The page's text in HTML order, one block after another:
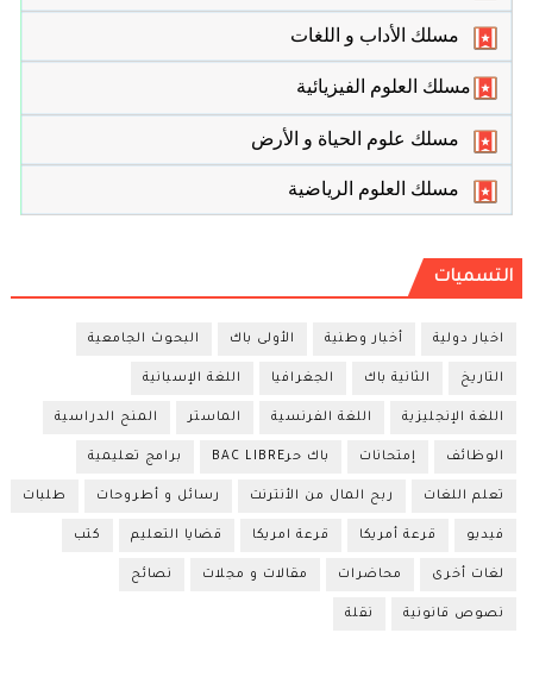
مسلك الأداب و اللغات
مسلك العلوم الفيزيائية
مسلك علوم الحياة و الأرض
مسلك العلوم الرياضية
التسميات
اخبار دولية أخبار وطنية الأولى باك البحوث الجامعية
التاريخ الثانية باك الجغرافيا اللغة الإسبانية
اللغة الإنجليزية اللغة الفرنسية الماستر المنح الدراسية
الوظائف إمتحانات باك حرBAC LIBRE برامج تعليمية
تعلم اللغات ربح المال من الأنترنت رسائل و أطروحات طلبات
فيديو قرعة أمريكا قرعة امريكا قضايا التعليم كتب
لغات أخرى محاضرات مقالات و مجلات نصائح
نصوص قانونية نقلة